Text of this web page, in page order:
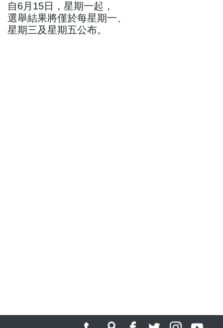
自6月15日，星期一起，
選舉結果將僅於每星期一、
星期三及星期五公布。